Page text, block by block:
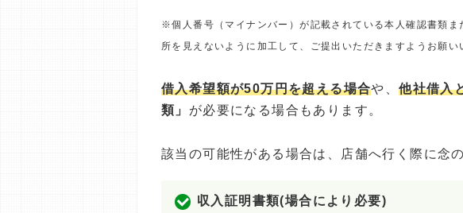
※個人番号（マイナンバー）が記載されている本人確認書類
所を見えないように加工して、ご提出いただきますようお願い
借入希望額が50万円を超える場合や、他社借入
類」 が必要になる場合もあります。
該当の可能性がある場合は、店舗へ行く際に念
収入証明書類(場合により必要)